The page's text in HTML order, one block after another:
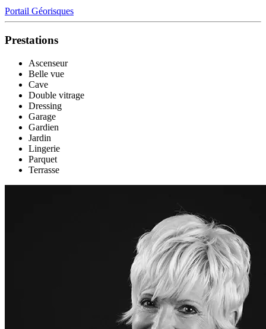
Portail Géorisques
Prestations
Ascenseur
Belle vue
Cave
Double vitrage
Dressing
Garage
Gardien
Jardin
Lingerie
Parquet
Terrasse